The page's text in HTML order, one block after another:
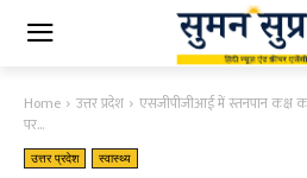
Home उत्तर प्रदेश
एसजीपीजीआई में स्तनपान कक्ष
पर...
उत्तर प्रदेश स्वास्थ्य